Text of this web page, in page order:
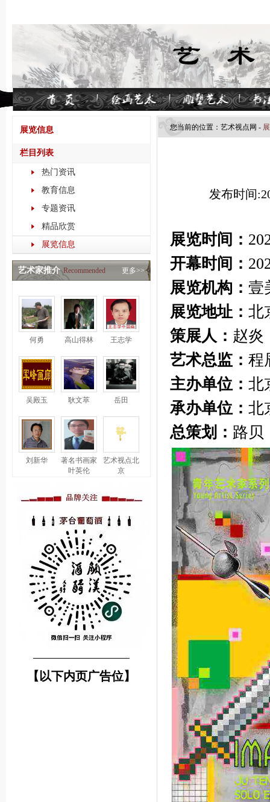
展览信息
栏目列表
热门资讯
教育信息
专题资讯
精品欣赏
展览信息
艺术家推介 Recommended 更多>>
何勇 高山得林 王志学
吴殿玉 耿文萃 岳田
刘新华
著名书画家
叶英伦
艺术视点北
京
────────────────
【以下内页广告位】
您当前的位置： 艺术视点​网 -
发布时间
展览时间：
开幕时间：
展览机构： 壹
展览地址： 北
策展人： 赵炎
艺术总监： 程
主办单位： 北
承办单位： 北
总策划： 路贝